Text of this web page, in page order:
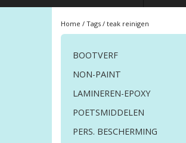
Home / Tags / teak reinigen
BOOTVERF
NON-PAINT
LAMINEREN-EPOXY
POETSMIDDELEN
PERS. BESCHERMING